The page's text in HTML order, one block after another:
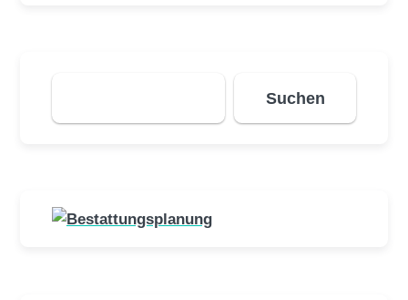
Suchen
Suchen